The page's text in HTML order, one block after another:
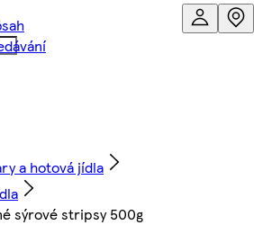
a hotová jídla
sýrové stripsy 500g